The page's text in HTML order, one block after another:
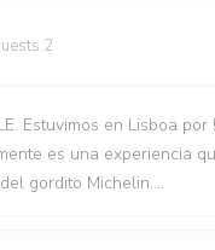
2
Estuvimos en Lisboa
es una experiencia
gordito Michelin....